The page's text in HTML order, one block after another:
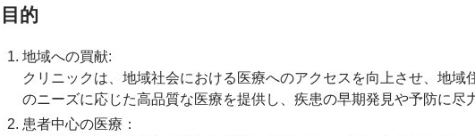
目的
地域への買献:
クリニックは、地域社会における医療へのアクセスを向上させ、地
のニーズに応じた高品質な医療を提供し、疾患の早期発見や予防に尽
患者中心の医療：